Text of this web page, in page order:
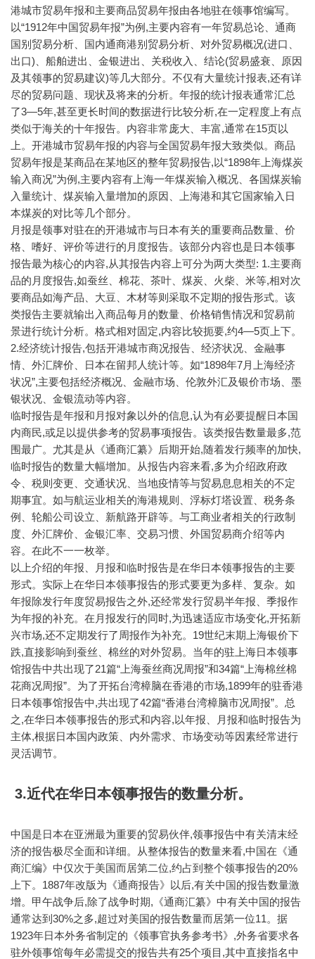
港城市贸易年报和主要商品贸易年报由各地驻在领事馆编写。
以“1912年中国贸易年报”为例,主要内容有一年贸易总论、通商
国别贸易分析、国内通商港别贸易分析、对外贸易概况(进口、
出口)、船舶进出、金银进出、关税收入、结论(贸易盛衰、原因
及其领事的贸易建议)等几大部分。不仅有大量统计报表,还有详
尽的贸易问题、现状及将来的分析。年报的统计报表通常汇总
了3—5年,甚至更长时间的数据进行比较分析,在一定程度上有点
类似于海关的十年报告。内容非常庞大、丰富,通常在15页以
上。开港城市贸易年报的内容与全国贸易年报大致类似。商品
贸易年报是某商品在某地区的整年贸易报告,以“1898年上海煤炭
输入商况”为例,主要内容有上海一年煤炭输入概况、各国煤炭输
入量统计、煤炭输入量增加的原因、上海港和其它国家输入日
本煤炭的对比等几个部分。
月报是领事对驻在的开港城市与日本有关的重要商品数量、价
格、嗜好、评价等进行的月度报告。该部分内容也是日本领事
报告最为核心的内容,从其报告内容上可分为两大类型: 1.主要商
品的月度报告,如蚕丝、棉花、茶叶、煤炭、火柴、米等,相对次
要商品如海产品、大豆、木材等则采取不定期的报告形式。该
类报告主要就输出入商品每月的数量、价格销售情况和贸易前
景进行统计分析。格式相对固定,内容比较扼要,约4—5页上下。
2.经济统计报告,包括开港城市商况报告、经济状况、金融事
情、外汇牌价、日本在留邦人统计等。如“1898年7月上海经济
状况”,主要包括经济概况、金融市场、伦敦外汇及银价市场、墨
银状况、金银流动等内容。
临时报告是年报和月报对象以外的信息,认为有必要提醒日本国
内商民,或足以提供参考的贸易事项报告。该类报告数量最多,范
围最广。尤其是从《通商汇纂》后期开始,随着发行频率的加快,
临时报告的数量大幅增加。从报告内容来看,多为介绍政府政
令、税则变更、交通状况、当地疫情等与贸易息息相关的不定
期事宜。如与航运业相关的海港规则、浮标灯塔设置、税务条
例、轮船公司设立、新航路开辟等。与工商业者相关的行政制
度、外汇牌价、金银汇率、交易习惯、外国贸易商介绍等内
容。在此不一一枚举。
以上介绍的年报、月报和临时报告是在华日本领事报告的主要
形式。实际上在华日本领事报告的形式要更为多样、复杂。如
年报除发行年度贸易报告之外,还经常发行贸易半年报、季报作
为年报的补充。在月报发行的同时,为迅速适应市场变化,开拓新
兴市场,还不定期发行了周报作为补充。19世纪末期上海银价下
跌,直接影响到蚕丝、棉丝的对外贸易。当年的驻上海日本领事
馆报告中共出现了21篇“上海蚕丝商况周报”和34篇“上海棉丝棉
花商况周报”。为了开拓台湾樟脑在香港的市场,1899年的驻香港
日本领事馆报告中,共出现了42篇“香港台湾樟脑市况周报”。总
之,在华日本领事报告的形式和内容,以年报、月报和临时报告为
主体,根据日本国内政策、内外需求、市场变动等因素经常进行
灵活调节。
3.近代在华日本领事报告的数量分析。
中国是日本在亚洲最为重要的贸易伙伴,领事报告中有关清末经
济的报告极尽全面和详细。从整体报告的数量来看,中国在《通
商汇编》中仅次于美国而居第二位,约占到整个领事报告的20%
上下。1887年改版为《通商报告》以后,有关中国的报告数量激
增。甲午战争后,除了战争时期,《通商汇纂》中有关中国的报告
通常达到30%之多,超过对美国的报告数量而居第一位11。据
1923年日本外务省制定的《领事官执务参考书》,外务省要求各
驻外领事馆每年必需提交的报告共有25个项目,其中直接指名中